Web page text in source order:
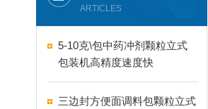
ARTICLES
5-10克\包中药冲剂颗粒立式
包装机高精度速度快
三边封方便面调料包颗粒立式